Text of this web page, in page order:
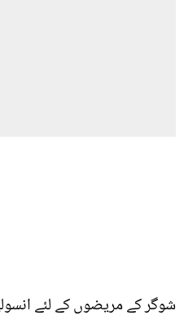
شوگر کے مریضوں کے لئے